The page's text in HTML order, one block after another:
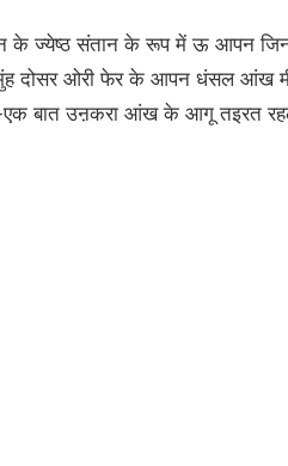
के ज्येष्ठ संतान के रूप में ऊ आपन
मुंह दोसर ओरी फेर के आपन धंसल
बात उऩकरा आंख के आगू तइरत